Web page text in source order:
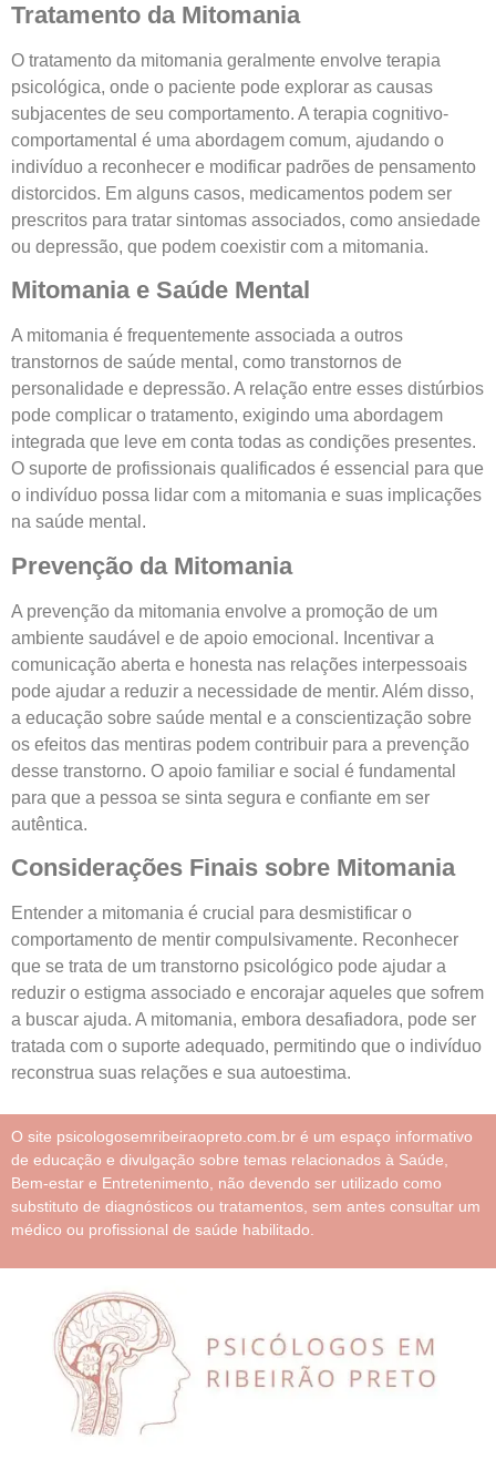
Tratamento da Mitomania
O tratamento da mitomania geralmente envolve terapia
psicológica, onde o paciente pode explorar as causas
subjacentes de seu comportamento. A terapia cognitivo-
comportamental é uma abordagem comum, ajudando o
indivíduo a reconhecer e modificar padrões de pensamento
distorcidos. Em alguns casos, medicamentos podem ser
prescritos para tratar sintomas associados, como ansiedade
ou depressão, que podem coexistir com a mitomania.
Mitomania e Saúde Mental
A mitomania é frequentemente associada a outros
transtornos de saúde mental, como transtornos de
personalidade e depressão. A relação entre esses distúrbios
pode complicar o tratamento, exigindo uma abordagem
integrada que leve em conta todas as condições presentes.
O suporte de profissionais qualificados é essencial para que
o indivíduo possa lidar com a mitomania e suas implicações
na saúde mental.
Prevenção da Mitomania
A prevenção da mitomania envolve a promoção de um
ambiente saudável e de apoio emocional. Incentivar a
comunicação aberta e honesta nas relações interpessoais
pode ajudar a reduzir a necessidade de mentir. Além disso,
a educação sobre saúde mental e a conscientização sobre
os efeitos das mentiras podem contribuir para a prevenção
desse transtorno. O apoio familiar e social é fundamental
para que a pessoa se sinta segura e confiante em ser
autêntica.
Considerações Finais sobre Mitomania
Entender a mitomania é crucial para desmistificar o
comportamento de mentir compulsivamente. Reconhecer
que se trata de um transtorno psicológico pode ajudar a
reduzir o estigma associado e encorajar aqueles que sofrem
a buscar ajuda. A mitomania, embora desafiadora, pode ser
tratada com o suporte adequado, permitindo que o indivíduo
reconstrua suas relações e sua autoestima.
O site psicologosemribeiraopreto.com.br é um espaço informativo
de educação e divulgação sobre temas relacionados à Saúde,
Bem-estar e Entretenimento, não devendo ser utilizado como
substituto de diagnósticos ou tratamentos, sem antes consultar um
médico ou profissional de saúde habilitado.